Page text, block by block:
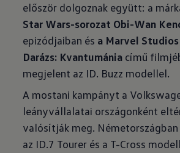
először dolgoznak együtt: a
Star Wars-sorozat Obi-Wan
epizódjaiban és a Marvel
Darázs: Kvantumánia című
megjelent az ID. Buzz modellel.
A mostani kampányt a
leányvállalatai országonként
valósítják meg.
az ID.7 Tourer és a T-Cross